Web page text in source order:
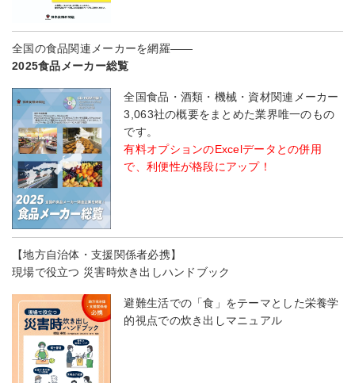
全国の食品関連メーカーを網羅――
2025食品メーカー総覧
全国食品・酒類・機械・資材関連メーカー
3,063社の概要をまとめた業界唯一のもの
です。
有料オプションのExcelデータとの併用
で、利便性が格段にアップ！
【地方自治体・支援関係者必携】
現場で役立つ 災害時炊き出しハンドブック
避難生活での「食」をテーマとした栄養学
的視点での炊き出しマニュアル